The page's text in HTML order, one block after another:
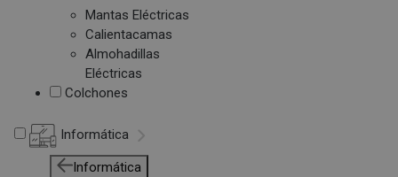
Mantas Eléctricas
Calientacamas
Almohadillas
Eléctricas
Colchones
Informática
Informática